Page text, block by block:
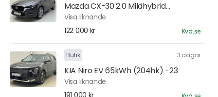
Mazda CX-30 2.0 Mildhybrid...
Visa liknande
122 000 kr
Kvd.se
Butik 3 dagar
KIA Niro EV 65kWh (204hk) -23
Visa liknande
191 000 kr